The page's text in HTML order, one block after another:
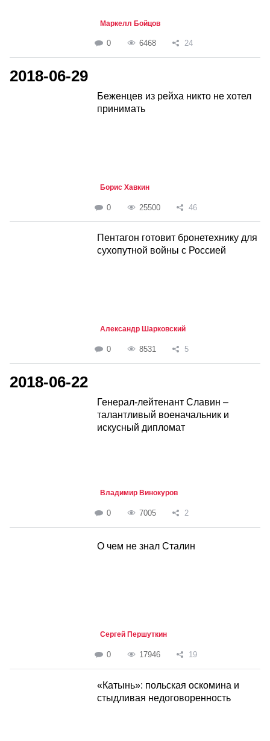
Маркелл Бойцов
0 6468 24
2018-06-29
Беженцев из рейха никто не хотел
принимать
Борис Хавкин
0 25500 46
Пентагон готовит бронетехнику для
сухопутной войны с Россией
Александр Шарковский
0 8531 5
2018-06-22
Генерал-лейтенант Славин –
талантливый военачальник и
искусный дипломат
Владимир Винокуров
0 7005 2
О чем не знал Сталин
Сергей Першуткин
0 17946 19
«Катынь»: польская оскомина и
стыдливая недоговоренность